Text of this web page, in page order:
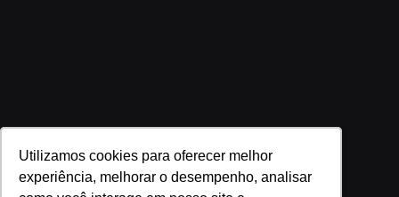
Utilizamos cookies para oferecer melhor
experiência, melhorar o desempenho, analisar
Utilizamos cookies para oferecer melhor
experiência, melhorar o desempenho, analisar